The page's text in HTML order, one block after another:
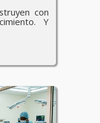
con
Y